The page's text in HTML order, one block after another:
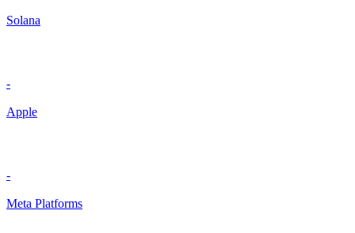
Solana
-
Apple
-
Meta Platforms